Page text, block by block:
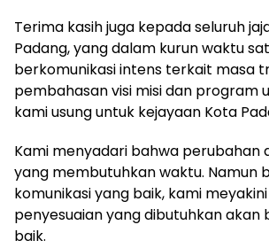
Terima kasih juga kepada seluruh
Padang, yang dalam kurun waktu
berkomunikasi intens terkait masa
pembahasan visi misi dan program
kami usung untuk kejayaan Kota
Kami menyadari bahwa perubahan
yang membutuhkan waktu. Namun
komunikasi yang baik, kami
penyesuaian yang dibutuhkan akan
baik.